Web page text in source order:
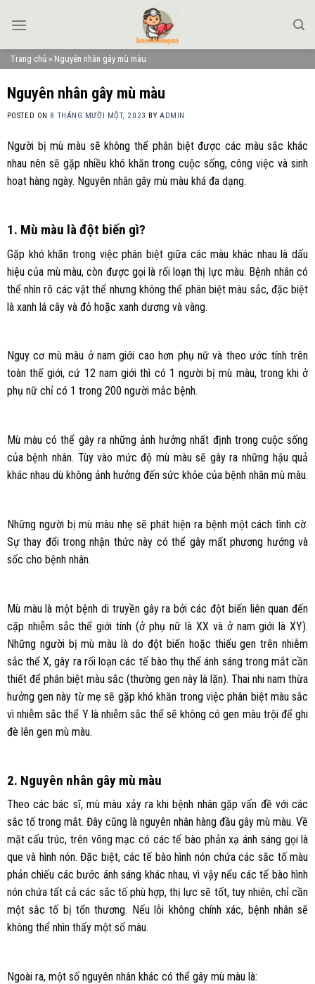
Trang chủ » Nguyên nhân gây mù màu
Nguyên nhân gây mù màu
POSTED ON 8 THÁNG MƯỜI MỘT, 2023 BY ADMIN
Người bị mù màu sẽ không thể phân biệt được các màu sắc khác
nhau nên sẽ gặp nhiều khó khăn trong cuộc sống, công việc và sinh
hoạt hàng ngày. Nguyên nhân gây mù màu khá đa dạng.
1. Mù màu là đột biến gì?
Gặp khó khăn trong việc phân biệt giữa các màu khác nhau là dấu
hiệu của mù màu, còn được gọi là rối loạn thị lực màu. Bệnh nhân có
thể nhìn rõ các vật thể nhưng không thể phân biệt màu sắc, đặc biệt
là xanh lá cây và đỏ hoặc xanh dương và vàng.
Nguy cơ mù màu ở nam giới cao hơn phụ nữ và theo ước tính trên
toàn thế giới, cứ 12 nam giới thì có 1 người bị mù màu, trong khi ở
phụ nữ chỉ có 1 trong 200 người mắc bệnh.
Mù màu có thể gây ra những ảnh hưởng nhất định trong cuộc sống
của bệnh nhân. Tùy vào mức độ mù màu sẽ gây ra những hậu quả
khác nhau dù không ảnh hưởng đến sức khỏe của bệnh nhân mù màu.
Những người bị mù màu nhẹ sẽ phát hiện ra bệnh một cách tình cờ.
Sự thay đổi trong nhận thức này có thể gây mất phương hướng và
sốc cho bệnh nhân.
Mù màu là một bệnh di truyền gây ra bởi các đột biến liên quan đến
cặp nhiễm sắc thể giới tính (ở phụ nữ là XX và ở nam giới là XY).
Những người bị mù màu là do đột biến hoặc thiếu gen trên nhiễm
sắc thể X, gây ra rối loạn các tế bào thụ thể ánh sáng trong mắt cần
thiết để phân biệt màu sắc (thường gen này là lặn). Thai nhi nam thừa
hưởng gen này từ mẹ sẽ gặp khó khăn trong việc phân biệt màu sắc
vì nhiễm sắc thể Y là nhiễm sắc thể sẽ không có gen màu trội để ghi
đè lên gen mù màu.
2. Nguyên nhân gây mù màu
Theo các bác sĩ, mù màu xảy ra khi bệnh nhân gặp vấn đề với các
sắc tố trong mắt. Đây cũng là nguyên nhân hàng đầu gây mù màu. Về
mặt cấu trúc, trên võng mạc có các tế bào phản xạ ánh sáng gọi là
que và hình nón. Đặc biệt, các tế bào hình nón chứa các sắc tố màu
phản chiếu các bước ánh sáng khác nhau, vì vậy nếu các tế bào hình
nón chứa tất cả các sắc tố phù hợp, thị lực sẽ tốt, tuy nhiên, chỉ cần
một sắc tố bị tổn thương. Nếu lỗi không chính xác, bệnh nhân sẽ
không thể nhìn thấy một số màu.
Ngoài ra, một số nguyên nhân khác có thể gây mù màu là: